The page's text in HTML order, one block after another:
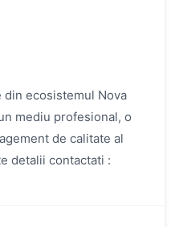
ecosistemul Nova
mediu profesional, o
de calitate al
detalii contactati :